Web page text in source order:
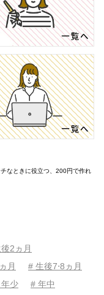
2ヵ月
月
# 生後7⋅8ヵ月
少
# 年中